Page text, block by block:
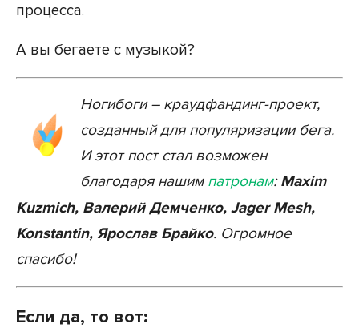
процесса.
А вы бегаете с музыкой?
Ногибоги – краудфандинг-проект,
созданный для популяризации бега.
И этот пост стал возможен
благодаря нашим патронам:Maxim
Kuzmich, Валерий Демченко, Jager Mesh,
Konstantin, Ярослав Брайко. Огромное
спасибо!
Если да, то вот: